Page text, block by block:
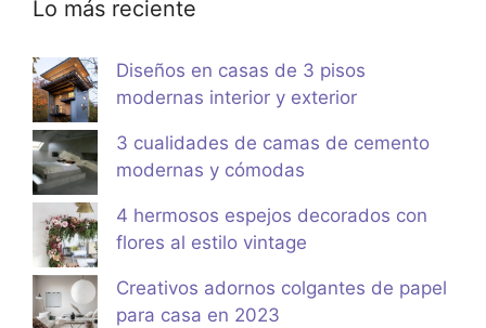
Lo más reciente
Diseños en casas de 3 pisos
modernas interior y exterior
3 cualidades de camas de cemento
modernas y cómodas
4 hermosos espejos decorados con
flores al estilo vintage
Creativos adornos colgantes de papel
para casa en 2023